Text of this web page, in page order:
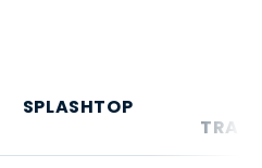
SPLASHTOP